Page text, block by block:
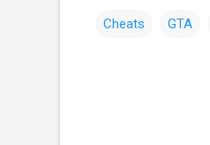
Cheats GTA